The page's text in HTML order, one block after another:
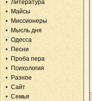
Литература
Майсы
Миссионеры
Мысль дня
Одесса
Песни
Проба пера
Психология
Разное
Сайт
Семья